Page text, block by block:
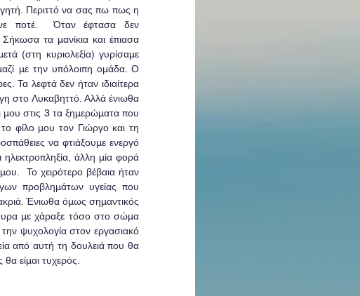
Περιττό να σας πω πως η
ποτέ.  Όταν έφτασα δεν
Σήκωσα τα μανίκια και έπιασα
(στη κυριολεξία) γυρίσαμε
με την υπόλοιπη ομάδα. Ο
Τα λεφτά δεν ήταν ιδιαίτερα
στο Λυκαβηττό. Αλλά ένιωθα
μου στις 3 τα ξημερώματα που
φίλο μου τον Γιώργο και τη
να φτιάξουμε ενεργό
άλλη μία φορά
Το χειρότερο βέβαια ήταν
προβλημάτων υγείας που
Ένιωθα όμως σημαντικός
με χάραξε τόσο στο σώμα
ψυχολογία στον εργασιακό
από αυτή τη δουλειά που θα
είμαι τυχερός.